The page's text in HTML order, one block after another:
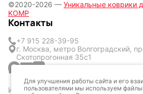
©2020-2026 — Уникальные коврики
KOMP
Контакты
+7 915 228-39-95
г. Москва, метро Волгоградский,
Скотопрогонная 35с1
ИП Кличук Оксана Сергеевна
Для улучшения работы сайта и его
пользователями мы используем